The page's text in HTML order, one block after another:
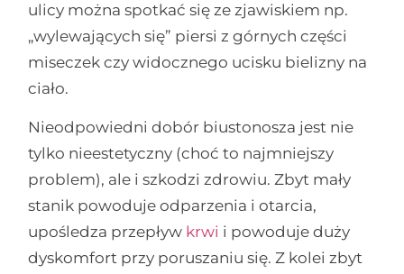
ulicy można spotkać się ze zjawiskiem np.
„wylewających się” piersi z górnych części
miseczek czy widocznego ucisku bielizny na
ciało.
Nieodpowiedni dobór biustonosza jest nie
tylko nieestetyczny (choć to najmniejszy
problem), ale i szkodzi zdrowiu. Zbyt mały
stanik powoduje odparzenia i otarcia,
upośledza przepływ krwi i powoduje duży
dyskomfort przy poruszaniu się. Z kolei zbyt